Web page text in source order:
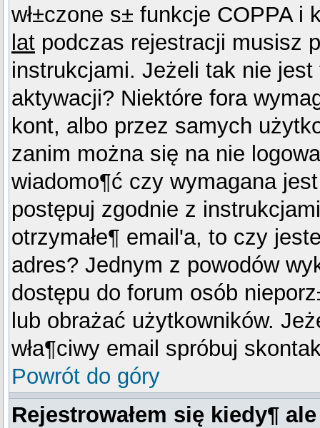
wł±czone s± funkcje COPPA i
lat podczas rejestracji musisz
instrukcjami. Jeżeli tak nie
aktywacji? Niektóre fora
kont, albo przez samych
zanim można się na nie
wiadomo¶ć czy wymagana
postępuj zgodnie z
otrzymałe¶ email'a, to czy
adres? Jednym z powodów
dostępu do forum osób
lub obrażać użytkowników.
wła¶ciwy email spróbuj
Powrót do góry
Rejestrowałem się kiedy¶